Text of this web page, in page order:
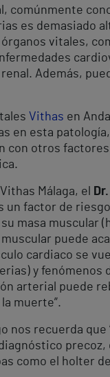
comúnmente
es demasiado
órganos vitales,
Además,
Vithas en
en esta
con otros
Málaga, el
factor de
masa muscular
puede
cardiaco se
y
arterial puede
muerte”.
nos recuerda
precoz,
como el holter